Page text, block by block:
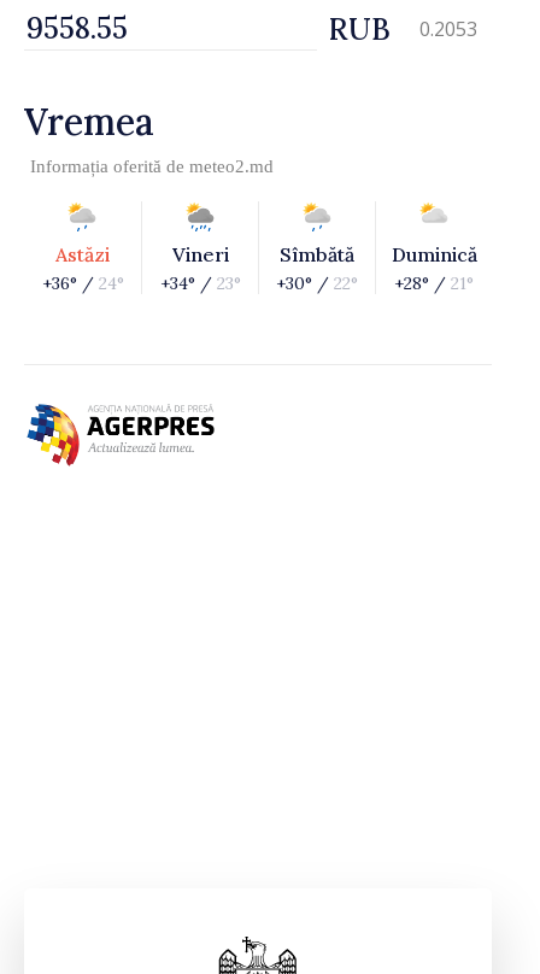
RUB 0.2053
Vremea
Informația oferită de meteo2.md
Astăzi
+36° / 24°
Vineri
+34° / 23°
Sîmbătă
+30° / 22°
Duminică
+28° / 21°